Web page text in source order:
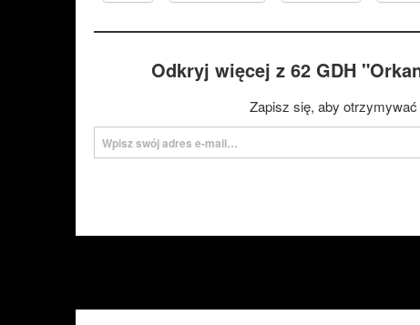
Odkryj więcej z 62 GDH
Zapisz się, aby
Wpisz swój adres e-mail…